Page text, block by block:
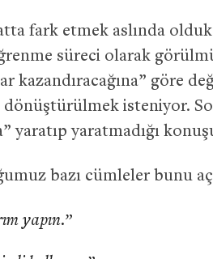
fark etmek aslında
süreci olarak
kazandıracağına” göre
isteniyor.
yaratıp yaratmadığı
bazı cümleler bunu
yapın.”